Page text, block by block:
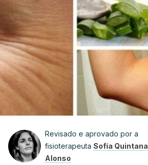
Revisado e aprovado por a
fisioterapeuta Sofía Quintana
Alonso